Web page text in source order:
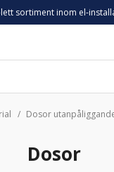
sortiment inom el-
Dosor
Dosor